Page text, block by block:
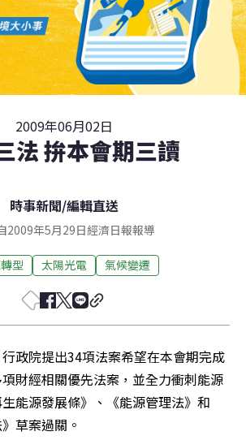
2009年06月02日
法 拚本會期三讀
時事新聞/編輯直送
2009年5月29日經濟日報報導
型 太陽光電 氣候變遷
政院提出34項法案希望在本會期完成
財經相關優先法案，並全力衝刺能源
能源發展條》、《能源管理法》和
草案過關。